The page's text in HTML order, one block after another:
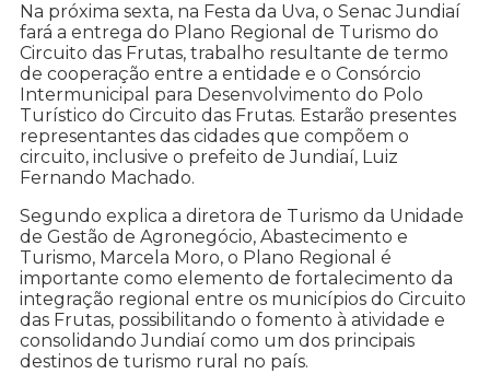
Na próxima sexta, na Festa da Uva, o Senac Jundiaí
fará a entrega do Plano Regional de Turismo do
Circuito das Frutas, trabalho resultante de termo
de cooperação entre a entidade e o Consórcio
Intermunicipal para Desenvolvimento do Polo
Turístico do Circuito das Frutas. Estarão presentes
representantes das cidades que compõem o
circuito, inclusive o prefeito de Jundiaí, Luiz
Fernando Machado.
Segundo explica a diretora de Turismo da Unidade
de Gestão de Agronegócio, Abastecimento e
Turismo, Marcela Moro, o Plano Regional é
importante como elemento de fortalecimento da
integração regional entre os municípios do Circuito
das Frutas, possibilitando o fomento à atividade e
consolidando Jundiaí como um dos principais
destinos de turismo rural no país.